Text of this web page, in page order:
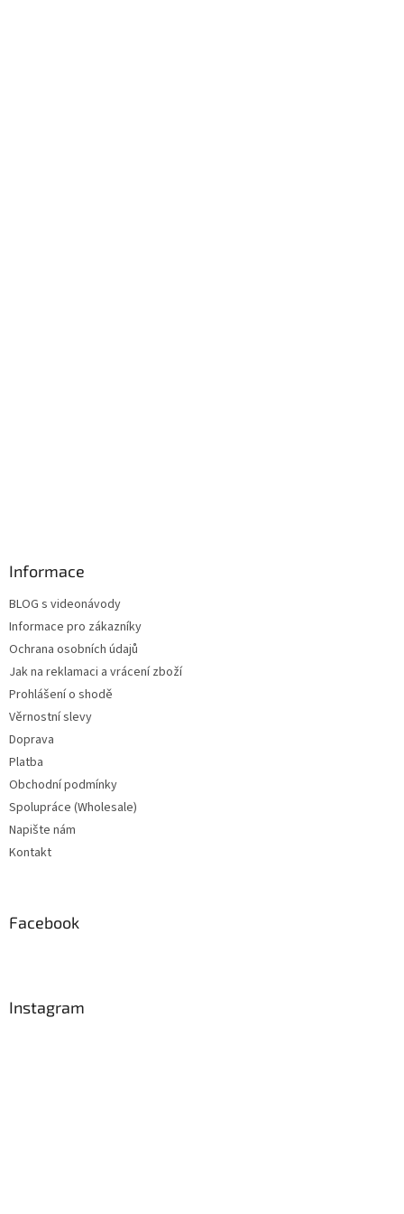
Informace
BLOG s videonávody
Informace pro zákazníky
Ochrana osobních údajů
Jak na reklamaci a vrácení zboží
Prohlášení o shodě
Věrnostní slevy
Doprava
Platba
Obchodní podmínky
Spolupráce (Wholesale)
Napište nám
Kontakt
Facebook
Instagram